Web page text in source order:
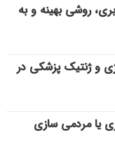
روشی بهینه و به
و ژنتیک پزشکی در
مردمی سازی